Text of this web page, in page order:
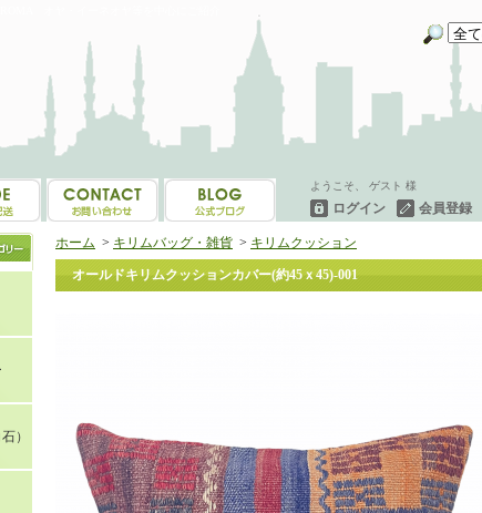
ようこそ、 ゲスト 様
ログイン 会員登録
）
ホーム > キリムバッグ・雑貨 > キリムクッション
オールドキリムクッションカバー(約45ｘ45)-001